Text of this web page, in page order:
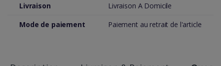
Livraison
Livraison A Domicile
Mode de paiement
Paiement au retrait de l'article